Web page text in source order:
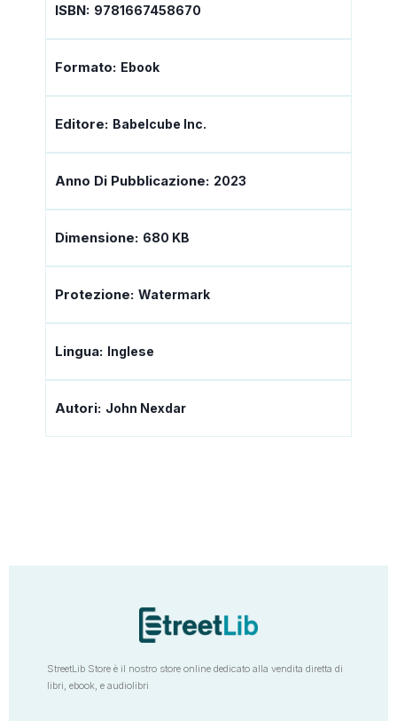
ISBN: 9781667458670
Formato: Ebook
Editore: Babelcube Inc.
Anno Di Pubblicazione: 2023
Dimensione: 680 KB
Protezione: Watermark
Lingua: Inglese
Autori: John Nexdar
StreetLib Store è il nostro store online dedicato alla vendita diretta di
libri, ebook, e audiolibri